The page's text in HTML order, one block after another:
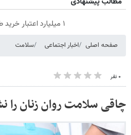
۱ میلیارد اعتبار خرید طلا | بدون ضامن و چک
صفحه اصلی اخبار اجتماعی سلامت
۰ نفر
چاقی سلامت روان زنان را